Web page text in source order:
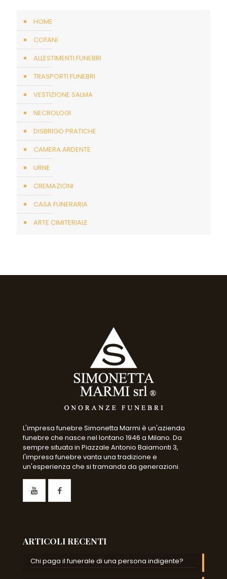
HOME
COFANI
ALLESTIMENTI FUNEBRI
TRASPORTI FUNEBRI
VESTIZIONE SALMA
NECROLOGI
DISBRIGO PRATICHE
CAMERA ARDENTE
URNE
CREMAZIONI
CASA FUNERARIA
ARTE CIMITERIALE
L'impresa funebre Simonetta Marmi è un'azienda
funebre che nasce nel lontano 1946 a Milano. Da
sempre situata in Piazzale Antonio Baiamonti 3,
l'impresa funebre vanta una tradizione e
un'esperienza che si tramanda da generazioni.
ARTICOLI RECENTI
Chi paga il funerale di una persona indigente?